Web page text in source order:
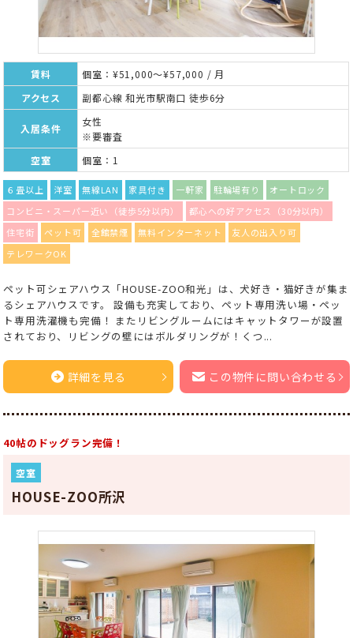
賃料
個室：¥51,000～¥57,000 / 月
アクセス
副都心線 和光市駅南口 徒歩6分
入居条件
女性
※要審査
空室
個室：1
６畳以上 洋室 無線LAN 家具付き 一軒家 駐輪場有り
オートロック
コンビニ・スーパー近い（徒歩5分以内）
都心への好アクセス（30分以内）
住宅街
ペット可 全館禁煙 無料インターネット
友人の出入り可
テレワークOK
ペット可シェアハウス「HOUSE-ZOO和光」は、犬好き・猫好きが集ま
るシェアハウスです。 設備も充実しており、ペット専用洗い場・ペッ
ト専用洗濯機も完備！ またリビングルームにはキャットタワーが設置
されており、リビングの壁にはボルダリングが！くつ...
詳細を見る この物件に問い合わせる
40帖のドッグラン完備！
空室
HOUSE-ZOO所沢